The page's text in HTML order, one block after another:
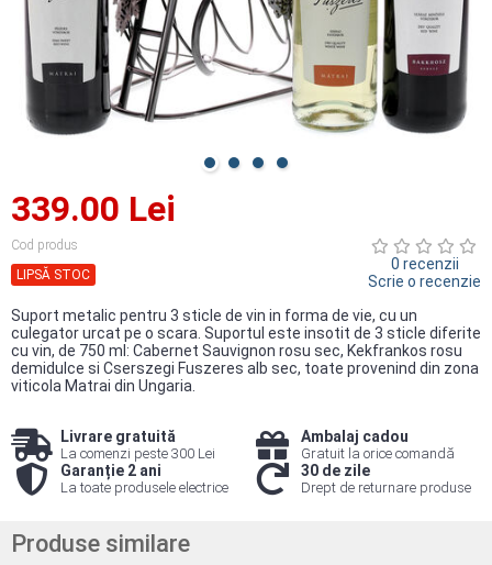
339.00 Lei
Cod produs
LIPSĂ STOC
0 recenzii
Scrie o recenzie
Suport metalic pentru 3 sticle de vin in forma de vie, cu un
culegator urcat pe o scara. Suportul este insotit de 3 sticle diferite
cu vin, de 750 ml: Cabernet Sauvignon rosu sec, Kekfrankos rosu
demidulce si Cserszegi Fuszeres alb sec, toate provenind din zona
viticola Matrai din Ungaria.
Livrare gratuită
La comenzi peste 300 Lei
Ambalaj cadou
Gratuit la orice comandă
Garanție 2 ani
La toate produsele electrice
30 de zile
Drept de returnare produse
Produse similare